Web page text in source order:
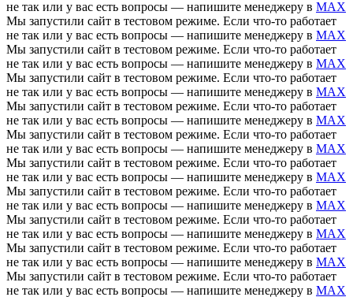
не так или у вас есть вопросы — напишите менеджеру в MAX
Мы запустили сайт в тестовом режиме. Если что-то работает
не так или у вас есть вопросы — напишите менеджеру в MAX
Мы запустили сайт в тестовом режиме. Если что-то работает
не так или у вас есть вопросы — напишите менеджеру в MAX
Мы запустили сайт в тестовом режиме. Если что-то работает
не так или у вас есть вопросы — напишите менеджеру в MAX
Мы запустили сайт в тестовом режиме. Если что-то работает
не так или у вас есть вопросы — напишите менеджеру в MAX
Мы запустили сайт в тестовом режиме. Если что-то работает
не так или у вас есть вопросы — напишите менеджеру в MAX
Мы запустили сайт в тестовом режиме. Если что-то работает
не так или у вас есть вопросы — напишите менеджеру в MAX
Мы запустили сайт в тестовом режиме. Если что-то работает
не так или у вас есть вопросы — напишите менеджеру в MAX
Мы запустили сайт в тестовом режиме. Если что-то работает
не так или у вас есть вопросы — напишите менеджеру в MAX
Мы запустили сайт в тестовом режиме. Если что-то работает
не так или у вас есть вопросы — напишите менеджеру в MAX
Мы запустили сайт в тестовом режиме. Если что-то работает
не так или у вас есть вопросы — напишите менеджеру в MAX